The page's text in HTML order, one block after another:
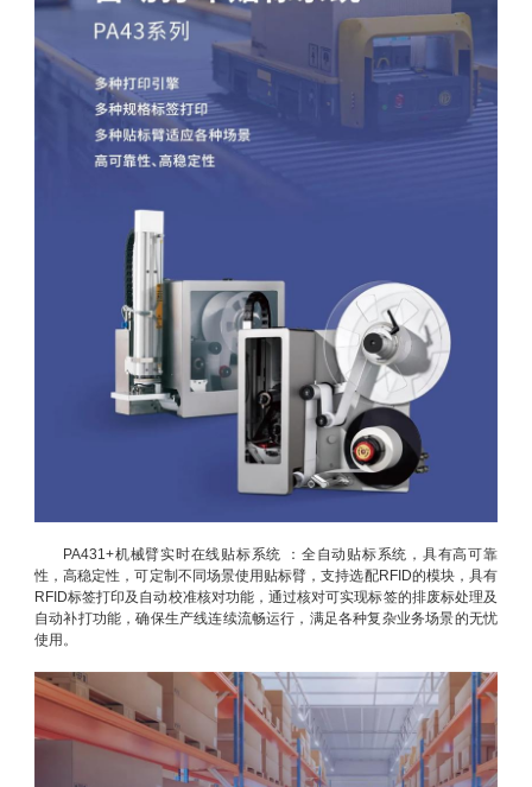
PA431+机械臂实时在线贴标系统 ：全自动贴标系统，具有高可靠
性，高稳定性，可定制不同场景使用贴标臂，支持选配RFID的模块，具有
RFID标签打印及自动校准核对功能，通过核对可实现标签的排废标处理及
自动补打功能，确保生产线连续流畅运行，满足各种复杂业务场景的无忧
使用。